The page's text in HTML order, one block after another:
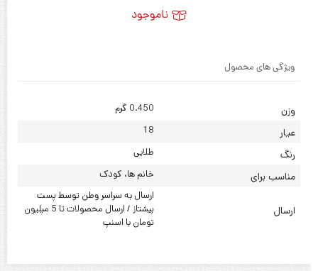
ناموجود
ویژگی های محصول
وزن 0.450 گرم
عیار 18
رنگ طلایی
مناسب برای خانم ها، کودک
ارسال
ارسال به سراسر وطن توسط پست
پیشتاز / ارسال محصولات تا 5 میلیون
تومان با اسنپ